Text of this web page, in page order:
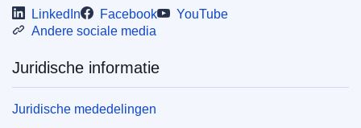
LinkedIn Facebook
YouTube
Andere sociale media
Juridische informatie
Juridische mededelingen